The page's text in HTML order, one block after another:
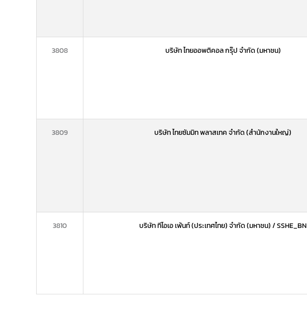
3808 บริษัท ไทยออพติคอล กรุ๊ป จำกัด (มหาชน)
3809 บริษัท ไทยซัมมิท พลาสเทค จำกัด (สำนักงานใหญ่)
3810 บริษัท ทีโอเอ เพ้นท์ (ประเทศไทย) จำกัด (มหาชน) / SSHE_BN